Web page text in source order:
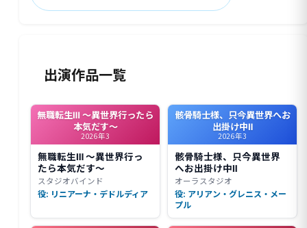
出演作品一覧
無職転生Ⅲ ～異世界行ったら
本気だす～
2026年3
無職転生Ⅲ ～異世界行っ
たら本気だす～
スタジオバインド
役: リニアーナ・デドルディア
骸骨騎士様、只今異世界へお
出掛け中Ⅱ
2026年3
骸骨騎士様、只今異世界
へお出掛け中Ⅱ
オーラスタジオ
役: アリアン・グレニス・メー
プル